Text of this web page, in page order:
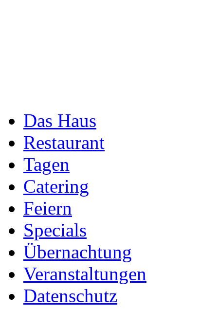
Das Haus
Restaurant
Tagen
Catering
Feiern
Specials
Übernachtung
Veranstaltungen
Datenschutz